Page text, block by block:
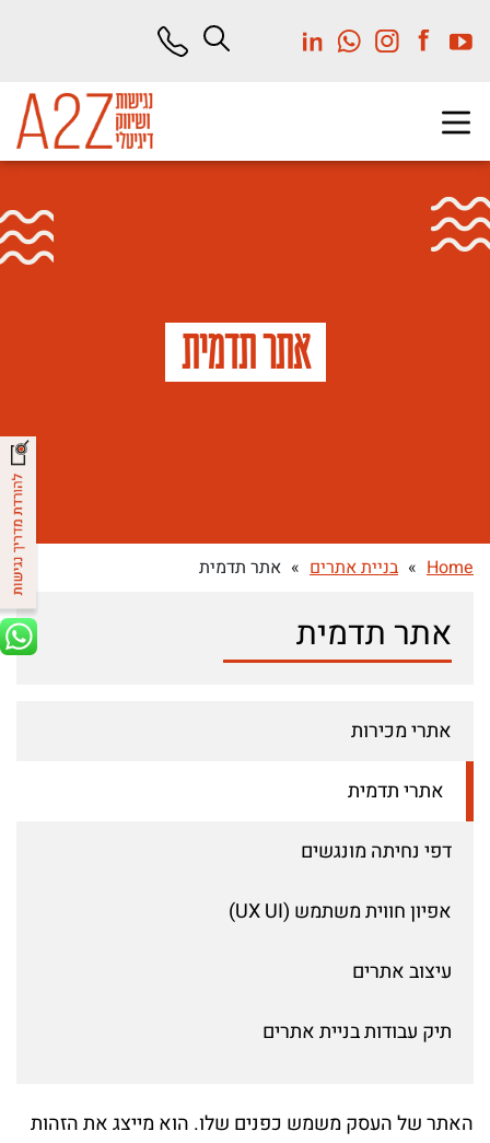
אתר תדמית
Home
» בניית אתרים » אתר תדמית
אתר תדמית
אתרי מכירות
אתרי תדמית
דפי נחיתה מונגשים
אפיון חווית משתמש (UX UI)
עיצוב אתרים
תיק עבודות בניית אתרים
האתר של העסק משמש כפנים שלו. הוא מייצג את הזהות